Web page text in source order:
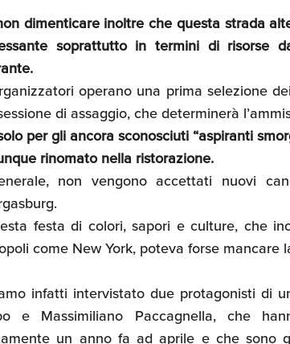
dimenticare inoltre che questa strada
soprattutto in termini di risorse
operano una prima selezione
di assaggio, che determinerà
per gli ancora sconosciuti “aspiranti
rinomato nella ristorazione.
non vengono accettati nuovi
festa di colori, sapori e culture, che
come New York, poteva forse mancare
infatti intervistato due protagonisti di
e Massimiliano Paccagnella, che
un anno fa ad aprile e che sono